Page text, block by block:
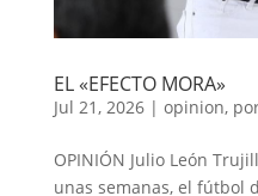
EL «EFECTO MORA»
Jul 21, 2026| opinion,
OPINIÓN Julio León
unas semanas, el fútbol